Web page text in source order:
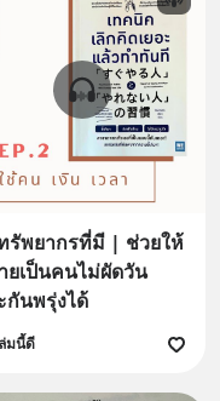
รัพยากรที่มี | ช่วยให้
ยเป็นคนไม่ผัดวัน
กันพรุ่งได้
มนี้ดี